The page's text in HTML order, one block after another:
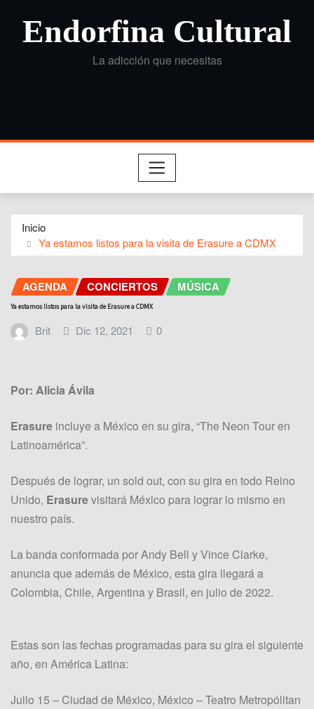
Endorfina Cultural
La adicción que necesitas
Inicio
Ya estamos listos para la visita de Erasure a CDMX
AGENDA CONCIERTOS MÚSICA
Ya estamos listos para la visita de Erasure a CDMX
Brit Dic 12, 2021 0
Por: Alicia Ávila
Erasure incluye a México en su gira, “The Neon Tour en
Latinoamérica”.
Después de lograr, un sold out, con su gira en todo Reino
Unido, Erasurevisitará México para lograr lo mismo en
nuestro país.
La banda conformada por Andy Bell y Vince Clarke,
anuncia que además de México, esta gira llegará a
Colombia, Chile, Argentina y Brasil, en julio de 2022.
Estas son las fechas programadas para su gira el siguiente
año, en América Latina:
Julio 15 – Ciudad de México, México – Teatro Metropólitan